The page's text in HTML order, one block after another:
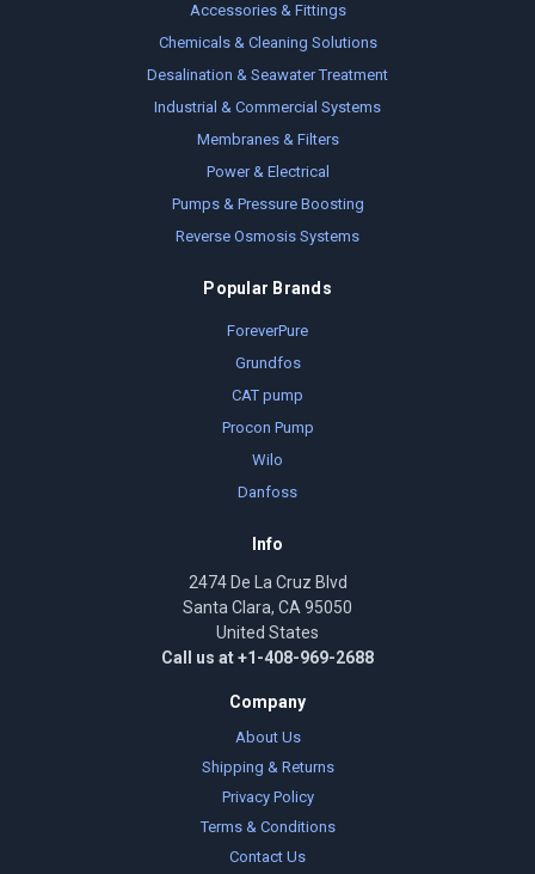
Accessories & Fittings
Chemicals & Cleaning Solutions
Desalination & Seawater Treatment
Industrial & Commercial Systems
Membranes & Filters
Power & Electrical
Pumps & Pressure Boosting
Reverse Osmosis Systems
Popular Brands
ForeverPure
Grundfos
CAT pump
Procon Pump
Wilo
Danfoss
Info
2474 De La Cruz Blvd
Santa Clara, CA 95050
United States
Call us at +1-408-969-2688
Company
About Us
Shipping & Returns
Privacy Policy
Terms & Conditions
Contact Us